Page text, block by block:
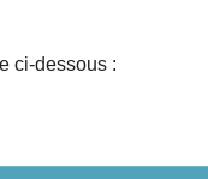
ci-dessous :